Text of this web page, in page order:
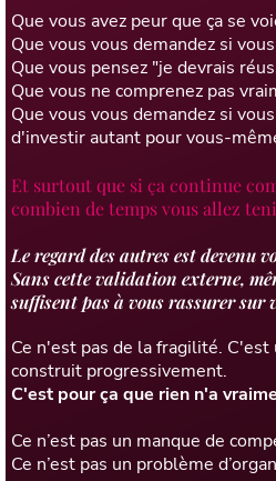
Que vous avez peur que ça se
Que vous vous demandez si
Que vous pensez "je devrais
Que vous ne comprenez pas
Que vous vous demandez si
d'investir autant pour vous-
Et surtout que si ça continue
combien de temps vous allez
Le regard des autres est devenu
Sans cette validation externe,
suffisent pas à vous rassurer sur
Ce n'est pas de la fragilité.
construit progressivement.
C'est pour ça que rien n'a
Ce n’est pas un manque de
Ce n’est pas un problème